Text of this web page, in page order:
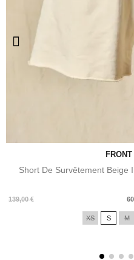
Short De Survêtement Beige
139,00 €
Prix
Prix
XS S M